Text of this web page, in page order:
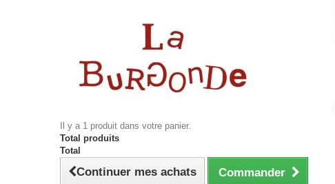
Il y a 1 produit dans votre panier.
Total produits
Total
Continuer mes achats Commander